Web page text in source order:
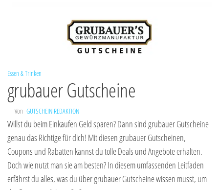
Essen & Trinken
grubauer Gutscheine
Von GUTSCHEIN REDAKTION
Willst du beim Einkaufen Geld sparen? Dann sind grubauer Gutscheine
genau das Richtige für dich! Mit diesen grubauer Gutscheinen,
Coupons und Rabatten kannst du tolle Deals und Angebote erhalten.
Doch wie nutzt man sie am besten? In diesem umfassenden Leitfaden
erfährst du alles, was du über grubauer Gutscheine wissen musst, um